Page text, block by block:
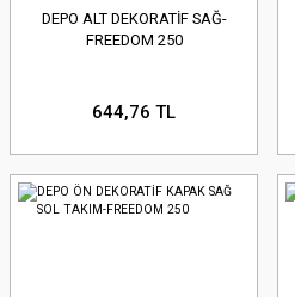
DEPO ALT DEKORATİF SAĞ-
FREEDOM 250
644,76 TL